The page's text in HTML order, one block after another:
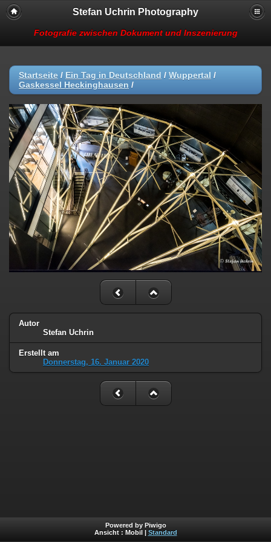
Stefan Uchrin Photography
Fotografie zwischen Dokument und Inszenierung
Startseite / Ein Tag in Deutschland / Wuppertal /
Gaskessel Heckinghausen /
Autor
Stefan Uchrin
Erstellt am
Donnerstag, 16. Januar 2020
Powered by Piwigo
Ansicht : Mobil Standard